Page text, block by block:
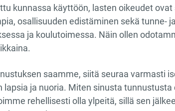
kunnassa käyttöön, lasten oikeudet
osallisuuden edistäminen sekä tunne-
ja koulutoimessa. Näin ollen
saamme, siitä seuraa varmasti
ja nuoria. Miten sinusta tunnustusta
rehellisesti olla ylpeitä, sillä sen